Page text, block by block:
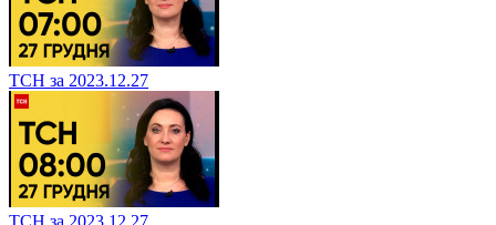
ТСН за 2023.12.27
ТСН за 2023.12.27